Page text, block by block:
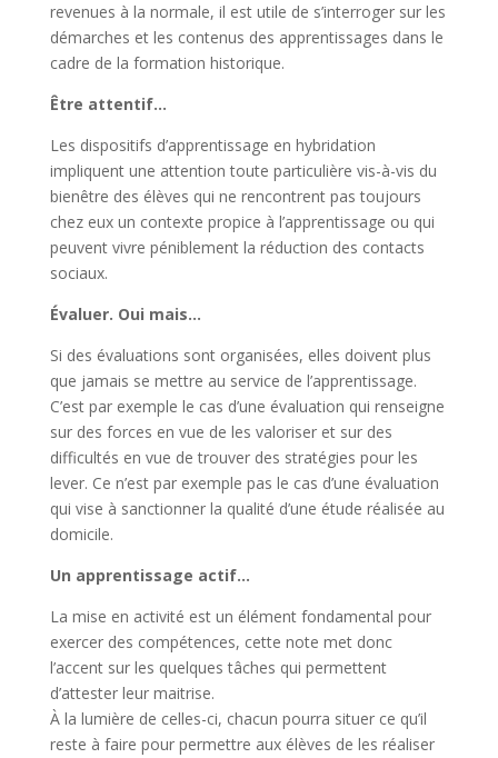
revenues à la normale, il est utile de s’interroger sur les
démarches et les contenus des apprentissages dans le
cadre de la formation historique.
Être attentif…
Les dispositifs d’apprentissage en hybridation
impliquent une attention toute particulière vis-à-vis du
bienêtre des élèves qui ne rencontrent pas toujours
chez eux un contexte propice à l’apprentissage ou qui
peuvent vivre péniblement la réduction des contacts
sociaux.
Évaluer. Oui mais…
Si des évaluations sont organisées, elles doivent plus
que jamais se mettre au service de l’apprentissage.
C’est par exemple le cas d’une évaluation qui renseigne
sur des forces en vue de les valoriser et sur des
difficultés en vue de trouver des stratégies pour les
lever. Ce n’est par exemple pas le cas d’une évaluation
qui vise à sanctionner la qualité d’une étude réalisée au
domicile.
Un apprentissage actif…
La mise en activité est un élément fondamental pour
exercer des compétences, cette note met donc
l’accent sur les quelques tâches qui permettent
d’attester leur maitrise.
À la lumière de celles-ci, chacun pourra situer ce qu’il
reste à faire pour permettre aux élèves de les réaliser